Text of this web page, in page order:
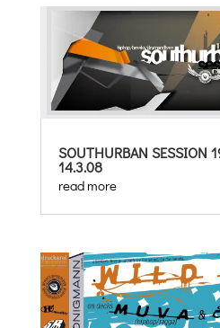
SOUTHURBAN SESSION
14.3.08
read more